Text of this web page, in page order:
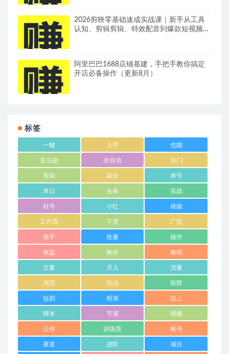
2026剪映零基础速成实战课｜新手从工具
认知、剪辑剪辑、特效配音到爆款短视频完
阿里巴巴1688店铺基建，手把手教你搞定
开店必备操作（更新8月）
标签
一键 上手 也能
亚马逊 全自动 冷门
剪辑 副业 单号
单日 头条 实战
封号 小红 就能
工作流 干货 广告
快手 批量 操作
收益 教你 教程
文案 月入 流量
淘宝 玩法 矩阵
短剧 精准 线上
脚本 节课 视频
让你 训练营 账号
赛道 进阶 项目